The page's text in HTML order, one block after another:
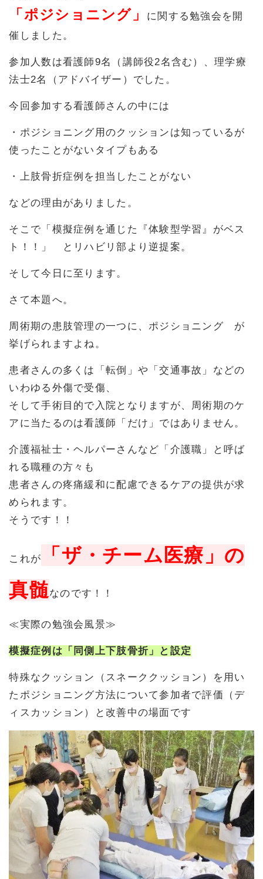
「ポジショニング」
に関する勉強会を開
催しました。
参加人数は看護師9名（講師役2名含む）、理学療
法士2名（アドバイザー）でした。
今回参加する看護師さんの中には
・ポジショニング用のクッションは知っているが
使ったことがないタイプもある
・上肢骨折症例を担当したことがない
などの理由がありました。
そこで「模擬症例を通じた『体験型学習』がベス
ト！！」 とリハビリ部より逆提案。
そして今日に至ります。
さて本題へ。
周術期の患肢管理の一つに、ポジショニング が
挙げられますよね。
患者さんの多くは「転倒」や「交通事故」などの
いわゆる外傷で受傷、
そして手術目的で入院となりますが、周術期のケ
アに当たるのは看護師「だけ」ではありません。
介護福祉士・ヘルパーさんなど「介護職」と呼ば
れる職種の方々も
患者さんの疼痛緩和に配慮できるケアの提供が求
められます。
そうです！！
これが
「ザ・チーム医療」の
真髄なのです！！
≪実際の勉強会風景≫
模擬症例は「同側上下肢骨折」と設定
特殊なクッション（スネーククッション）を用い
たポジショニング方法について参加者で評価（デ
ィスカッション）と改善中の場面です